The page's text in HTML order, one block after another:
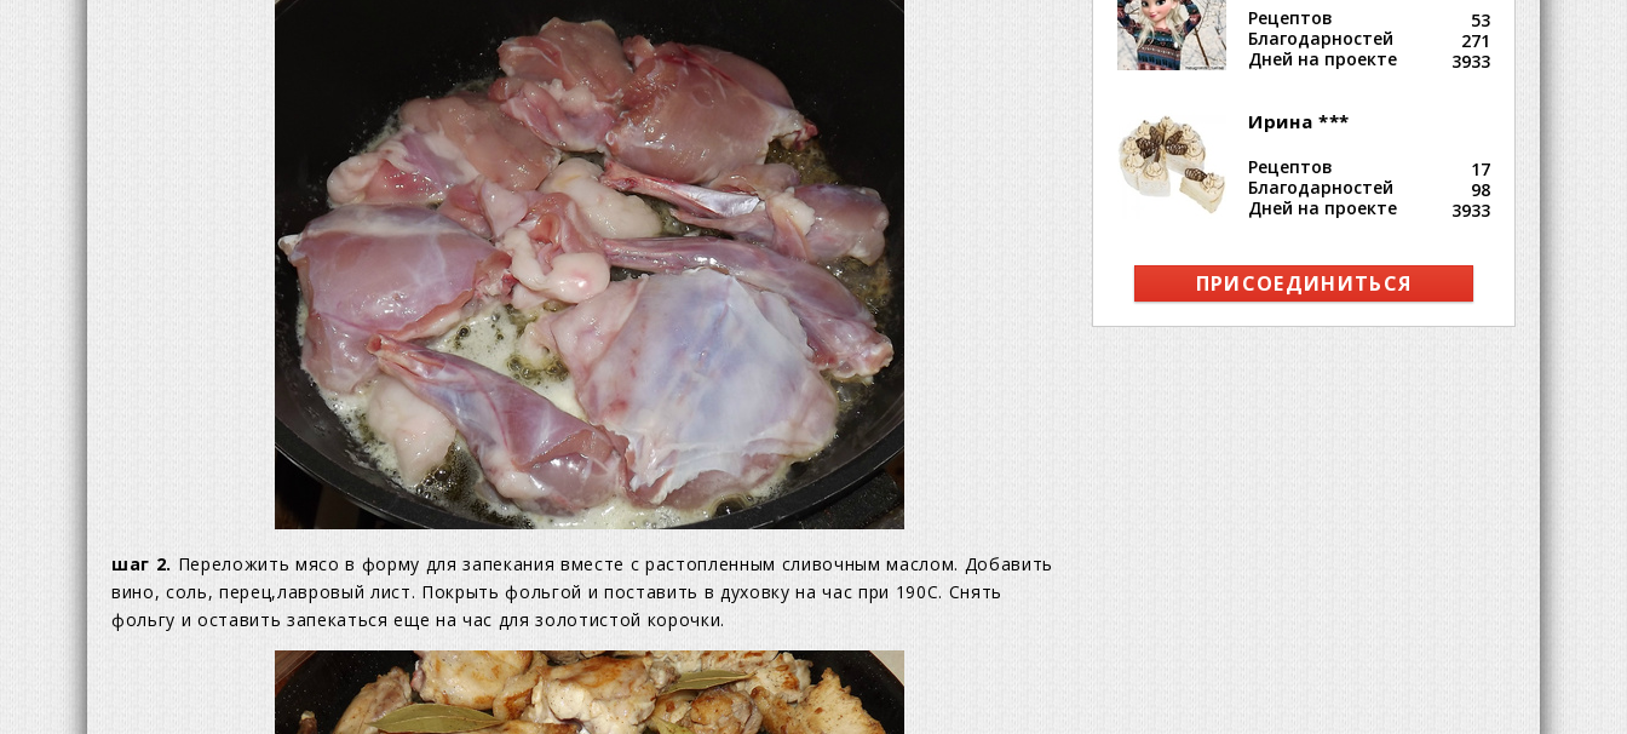
шаг 2. Переложить мясо в форму для запекания вместе с растопленным сливочным маслом. Добавить
вино, соль, перец,лавровый лист. Покрыть фольгой и поставить в духовку на час при 190С. Снять
фольгу и оставить запекаться еще на час для золотистой корочки.
Рецептов 53
Благодарностей 271
Дней на проекте 3933
Ирина ***
Рецептов 17
Благодарностей 98
Дней на проекте 3933
ПРИСОЕДИНИТЬСЯ